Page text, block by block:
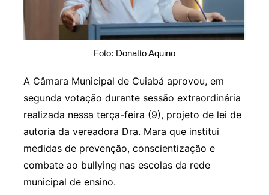
Foto: Donatto Aquino
A Câmara Municipal de Cuiabá aprovou, em
segunda votação durante sessão extraordinária
realizada nessa terça-feira (9), projeto de lei de
autoria da vereadora Dra. Mara que institui
medidas de prevenção, conscientização e
combate ao bullying nas escolas da rede
municipal de ensino.